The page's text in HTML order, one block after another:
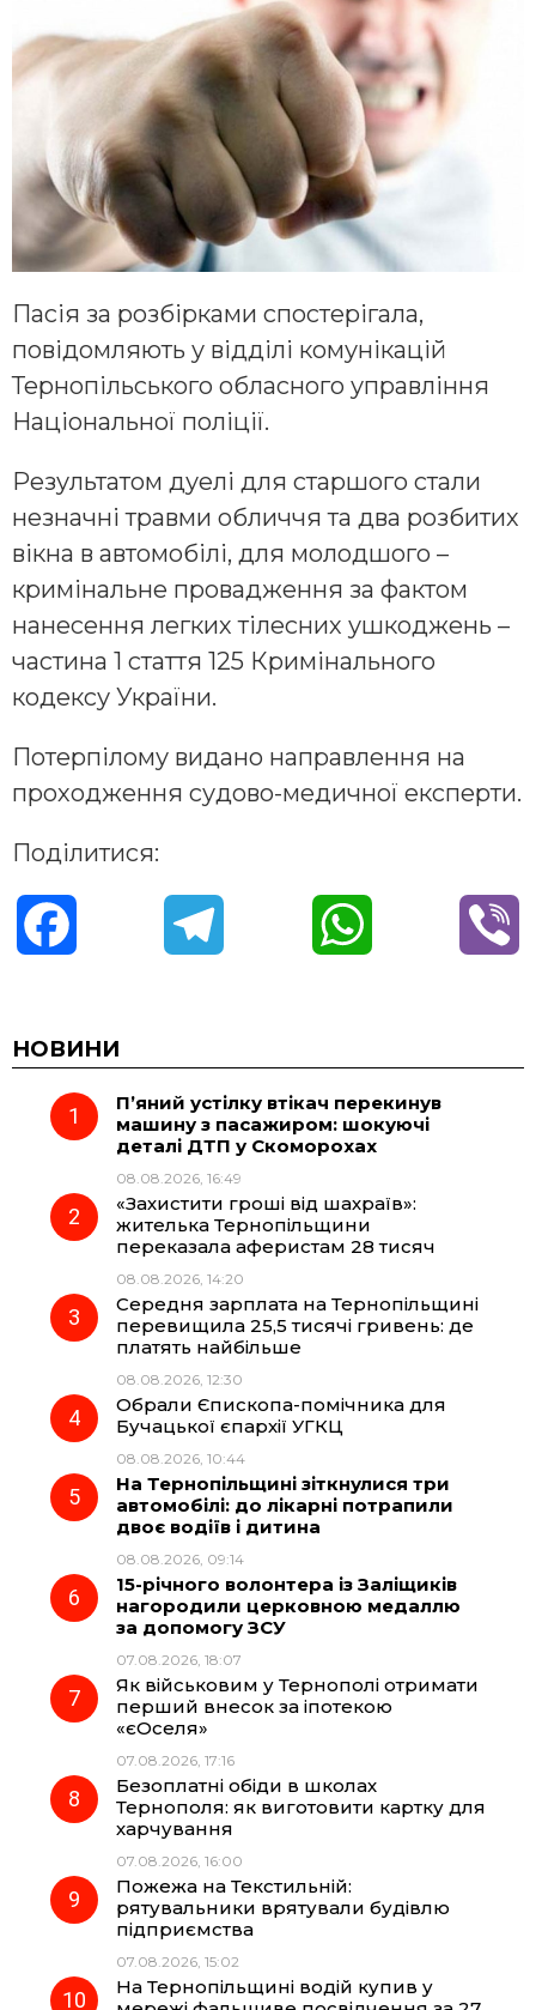
Пасія за розбірками спостерігала,
повідомляють у відділі комунікацій
Тернопільського обласного управління
Національної поліції.
Результатом дуелі для старшого стали
незначні травми обличчя та два розбитих
вікна в автомобілі, для молодшого –
кримінальне провадження за фактом
нанесення легких тілесних ушкоджень –
частина 1 стаття 125 Кримінального
кодексу України.
Потерпілому видано направлення на
проходження судово-медичної експерти.
Поділитися:
c
e
o
k
e
r
a
m
t
НОВИНИ
П’яний устілку втікач перекинув
машину з пасажиром: шокуючі
деталі ДТП у Скоморохах
08.08.2026, 16:49
«Захистити гроші від шахраїв»:
жителька Тернопільщини
переказала аферистам 28 тисяч
08.08.2026, 14:20
Середня зарплата на Тернопільщині
перевищила 25,5 тисячі гривень: де
платять найбільше
08.08.2026, 12:30
Обрали Єпископа-помічника для
Бучацької єпархії УГКЦ
08.08.2026, 10:44
На Тернопільщині зіткнулися три
автомобілі: до лікарні потрапили
двоє водіїв і дитина
08.08.2026, 09:14
15-річного волонтера із Заліщиків
нагородили церковною медаллю
за допомогу ЗСУ
07.08.2026, 18:07
Як військовим у Тернополі отримати
перший внесок за іпотекою
«єОселя»
07.08.2026, 17:16
Безоплатні обіди в школах
Тернополя: як виготовити картку для
харчування
07.08.2026, 16:00
Пожежа на Текстильній:
рятувальники врятували будівлю
підприємства
07.08.2026, 15:02
На Тернопільщині водій купив у